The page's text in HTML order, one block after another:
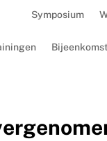
Symposium